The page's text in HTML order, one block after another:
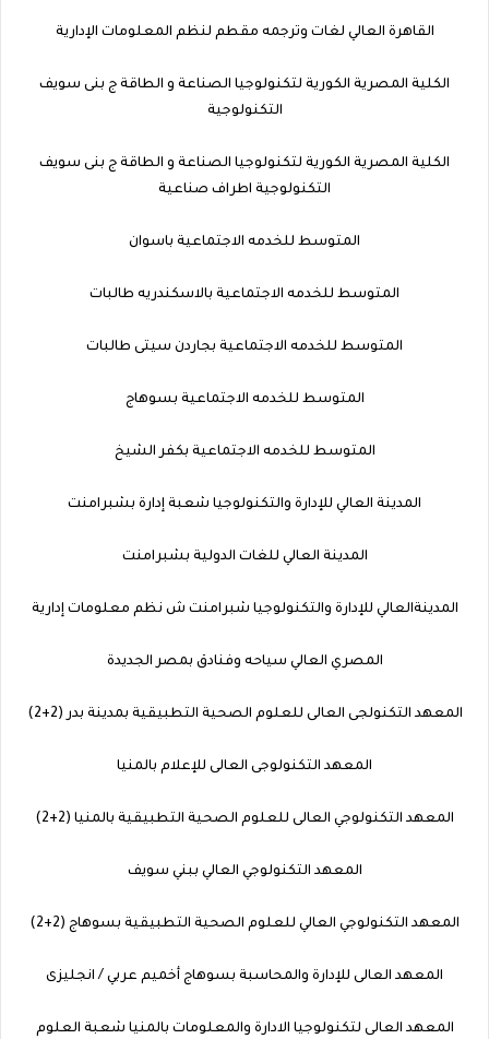
القاهرة العالي لغات وترجمه مقطم لنظم المعلومات الإدارية
الكلية المصرية الكورية لتكنولوجيا الصناعة و الطاقة ج بنى سويف
التكنولوجية
الكلية المصرية الكورية لتكنولوجيا الصناعة و الطاقة ج بنى سويف
التكنولوجية اطراف صناعية
المتوسط للخدمه الاجتماعية باسوان
المتوسط للخدمه الاجتماعية بالاسكندريه طالبات
المتوسط للخدمه الاجتماعية بجاردن سيتى طالبات
المتوسط للخدمه الاجتماعية بسوهاج
المتوسط للخدمه الاجتماعية بكفر الشيخ
المدينة العالي للإدارة والتكنولوجيا شعبة إدارة بشبرامنت
المدينة العالي للغات الدولية بشبرامنت
المدينةالعالي للإدارة والتكنولوجيا شبرامنت ش نظم معلومات إدارية
المصري العالي سياحه وفنادق بمصر الجديدة
المعهد التكنولجى العالى للعلوم الصحية التطبيقية بمدينة بدر (2+2)
المعهد التكنولوجى العالى للإعلام بالمنيا
المعهد التكنولوجي العالى للعلوم الصحية التطبيقية بالمنيا (2+2)
المعهد التكنولوجي العالي ببني سويف
المعهد التكنولوجي العالي للعلوم الصحية التطبيقية بسوهاج (2+2)
المعهد العالى للإدارة والمحاسبة بسوهاج أخميم عربي / انجليزى
المعهد العالى لتكنولوجيا الادارة والمعلومات بالمنيا شعبة العلوم